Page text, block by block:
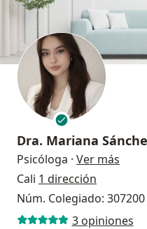
Dra. Mariana
Psicóloga · Ver más
Cali 1 dirección
Núm. Colegiado: 307200
3 opiniones